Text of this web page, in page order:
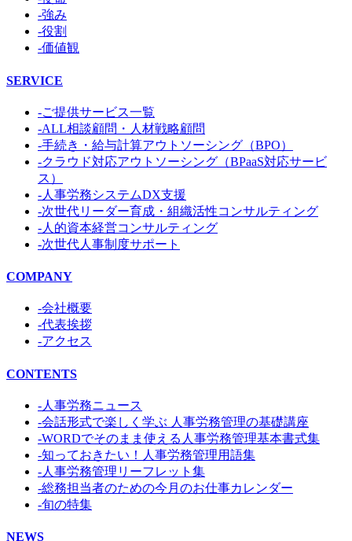
-強み
-役割
-価値観
SERVICE
-ご提供サービス一覧
-ALL相談顧問・人材戦略顧問
-手続き・給与計算アウトソーシング（BPO）
-クラウド対応アウトソーシング（BPaaS対応サービ
ス）
-人事労務システムDX支援
-次世代リーダー育成・組織活性コンサルティング
-人的資本経営コンサルティング
-次世代人事制度サポート
COMPANY
-会社概要
-代表挨拶
-アクセス
CONTENTS
-人事労務ニュース
-会話形式で楽しく学ぶ 人事労務管理の基礎講座
-WORDでそのまま使える人事労務管理基本書式集
-知っておきたい！人事労務管理用語集
-人事労務管理リーフレット集
-総務担当者のための今月のお仕事カレンダー
-旬の特集
NEWS